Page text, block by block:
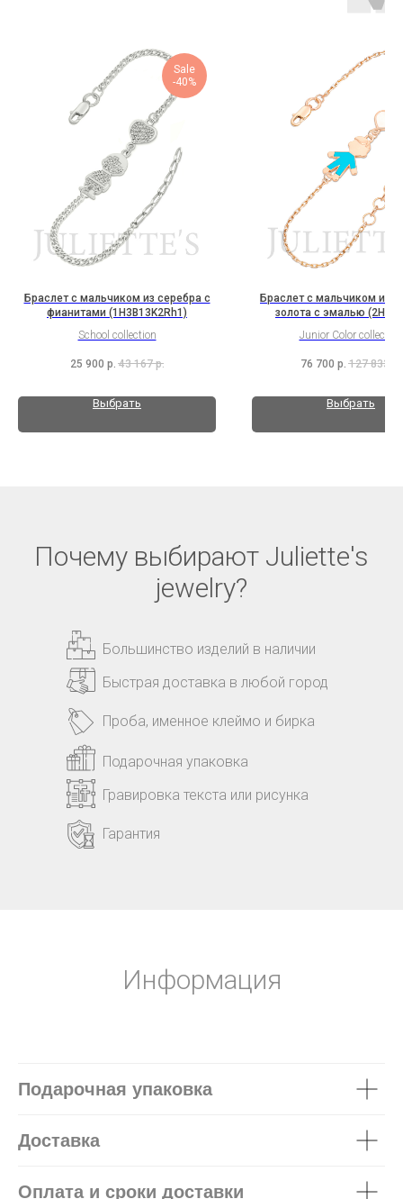
Sale
-40%
Браслет с мальчиком из серебра с
фианитами (1H3B13K2Rh1)
School collection
25 900 р. 43 167 р.
Выбрать
Браслет с мальчиком из
золота с эмалью
Junior Color collection
76 700 р. 127 833
Выбрать
Почему выбирают Juliette's
jewelry?
Большинство изделий в наличии
Быстрая доставка в любой город
Подарочная упаковка
Гравировка текста или рисунка
Проба, именное клеймо и бирка
Гарантия
Информация
Подарочная упаковка
Доставка
Оплата и сроки доставки